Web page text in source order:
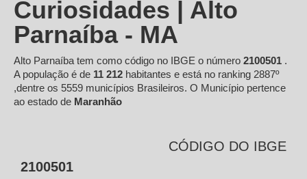
Curiosidades | Alto
Parnaíba - MA
Alto Parnaíba tem como código no IBGE o número 2100501 .
A população é de 11 212 habitantes e está no ranking 2887º
,dentre os 5559 municípios Brasileiros. O Município pertence
ao estado de Maranhão
CÓDIGO DO IBGE
2100501